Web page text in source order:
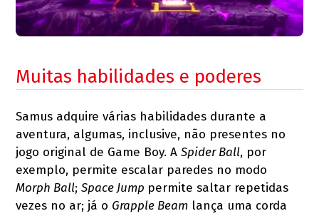
Muitas habilidades e poderes
Samus adquire várias habilidades durante a
aventura, algumas, inclusive, não presentes no
jogo original de Game Boy. ASpider Ball, por
exemplo, permite escalar paredes no modo
Morph Ball;Space Jump permite saltar repetidas
vezes no ar; já o Grapple Beam lança uma corda